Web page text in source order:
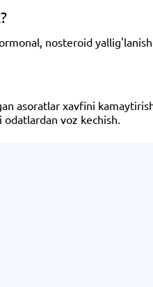
nosteroid
asoratlar xavfini
voz kechish.